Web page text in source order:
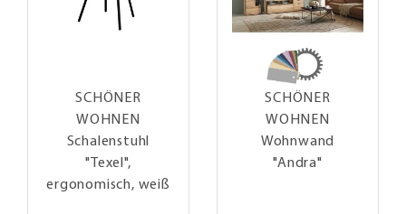
SCHÖNER
WOHNEN
Schalenstuhl
"Texel",
ergonomisch, weiß
SCHÖNER
WOHNEN
Wohnwand
"Andra"